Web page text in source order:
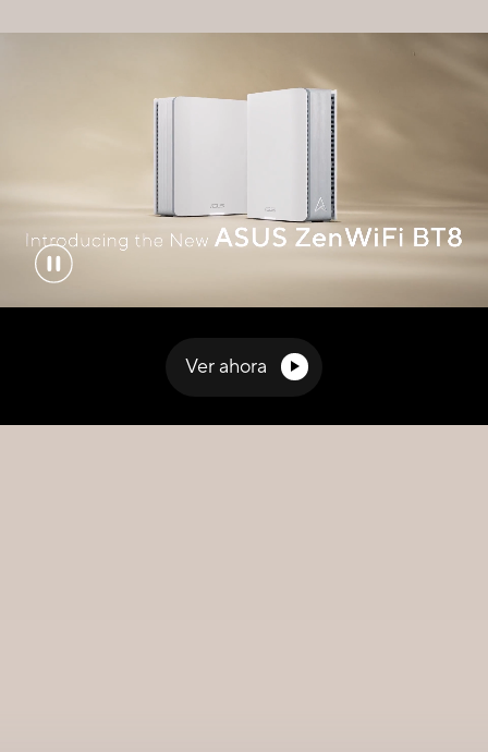
Ver ahora